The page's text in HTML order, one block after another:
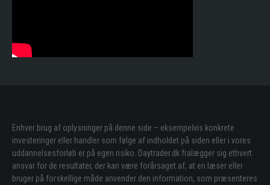
Enhver brug af oplysninger på denne side – eksempelvis konkrete
investeringer eller handler som følge af indholdet på siden eller i vores
uddannelsesforløb er på egen risiko. Daytrader.dk fralægger sig ethvert
ansvar for de resultater, der kan være forårsaget af, at en læser eller
bruger på forskellige måde anvender den information, som præsenteres